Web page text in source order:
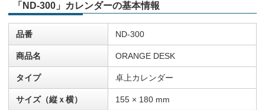
「ND-300」カレンダーの基本情報
品番 ND-300
商品名 ORANGE DESK
タイプ 卓上カレンダー
サイズ（縦ｘ横） 155 × 180 mm